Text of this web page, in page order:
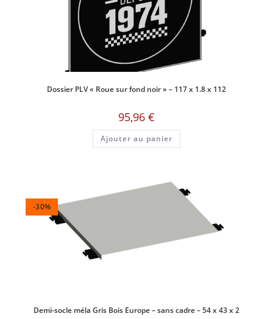
Dossier PLV « Roue sur fond noir » – 117 x 1.8 x 112
95,96 €
Ajouter au panier
-30%
Demi-socle méla Gris Bois Europe – sans cadre – 54 x 43 x 2